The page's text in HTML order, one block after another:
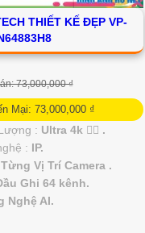
THIẾT KẾ ĐẸP VP-
73,000,000 ₫
Mại: 73,000,000 ₫
: Ultra 4k 👍🏾 .
: IP.
Từng Vị Trí Camera .
Ghi 64 kênh.
Nghệ AI.